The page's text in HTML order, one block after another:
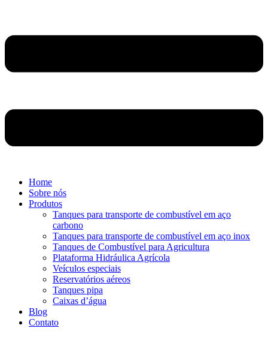
Home
Sobre nós
Produtos
Tanques para transporte de combustível em aço
carbono
Tanques para transporte de combustível em aço inox
Tanques de Combustível para Agricultura
Plataforma Hidráulica Agrícola
Veículos especiais
Reservatórios aéreos
Tanques pipa
Caixas d’água
Blog
Contato